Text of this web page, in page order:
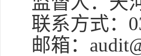
联系方式：
邮箱：